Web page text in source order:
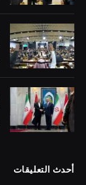
أحدث التعليقات